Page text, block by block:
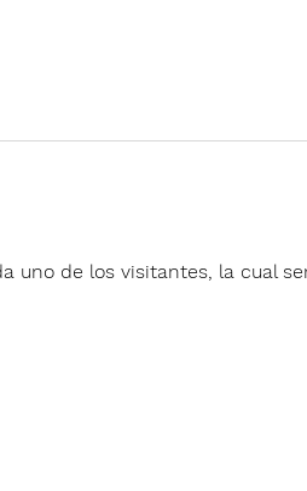
uno de los visitantes, la cual